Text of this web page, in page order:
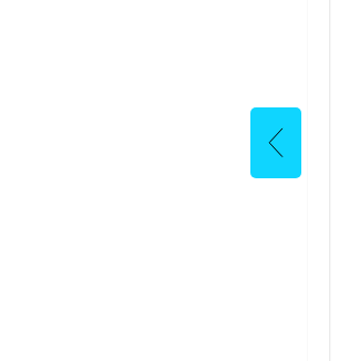
SolarEdge Home Netzwerk